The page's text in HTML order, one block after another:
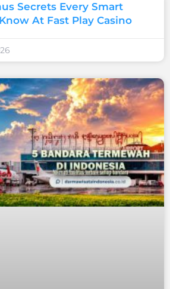
Secrets Every Smart
At Fast Play Casino